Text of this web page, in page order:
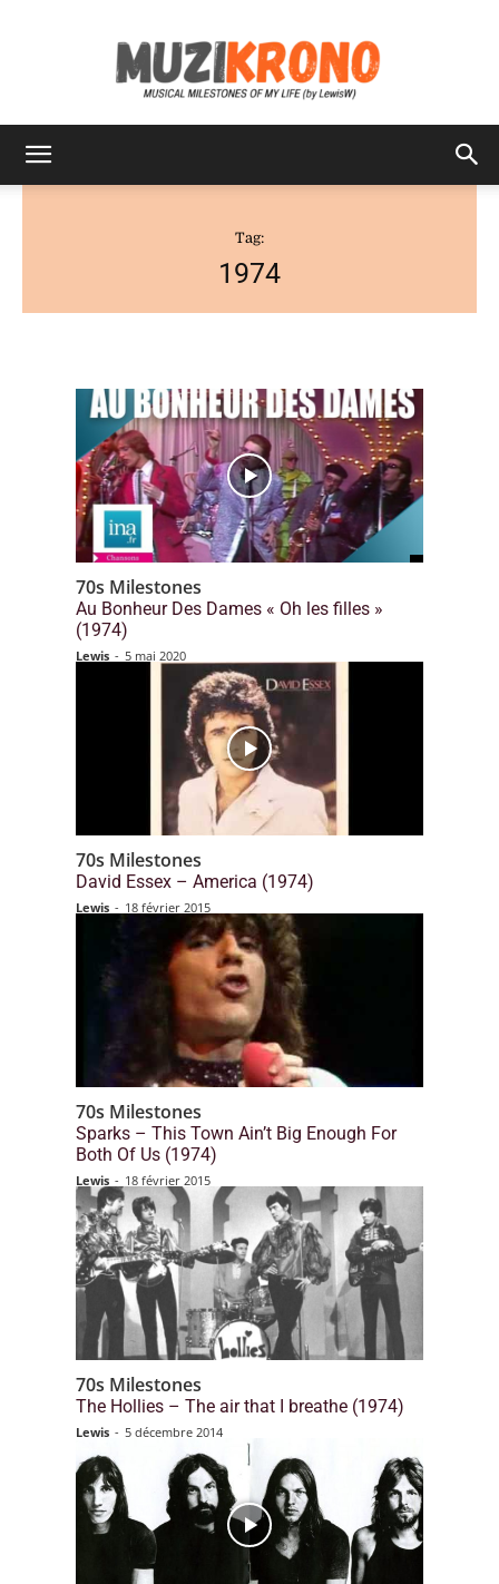
Tag:
1974
70s Milestones
Au Bonheur Des Dames « Oh les filles »
(1974)
Lewis - 5 mai 2020
70s Milestones
David Essex – America (1974)
Lewis - 18 février 2015
70s Milestones
Sparks – This Town Ain’t Big Enough For
Both Of Us (1974)
Lewis - 18 février 2015
70s Milestones
The Hollies – The air that I breathe (1974)
Lewis - 5 décembre 2014